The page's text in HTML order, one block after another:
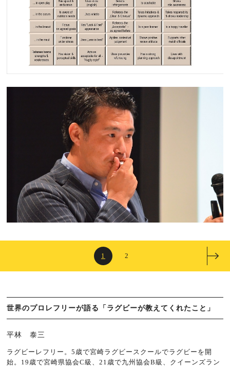
1 2
世界のプロレフリーが語る「ラグビーが教えてくれたこと」
平林 泰三
ラグビーレフリー。5歳で宮崎ラグビースクールでラグビーを開
始。19歳で宮崎県協会C級、21歳で九州協会B級、クイーンズラン